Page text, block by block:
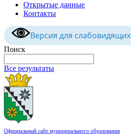
Открытые данные
Контакты
Версия для слабовидящих
Поиск
Все результаты
Официальный сайт муниципального образования